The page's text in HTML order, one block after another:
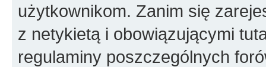
użytkownikom. Zanim się
z netykietą i obowiązującymi
regulaminy poszczególnych